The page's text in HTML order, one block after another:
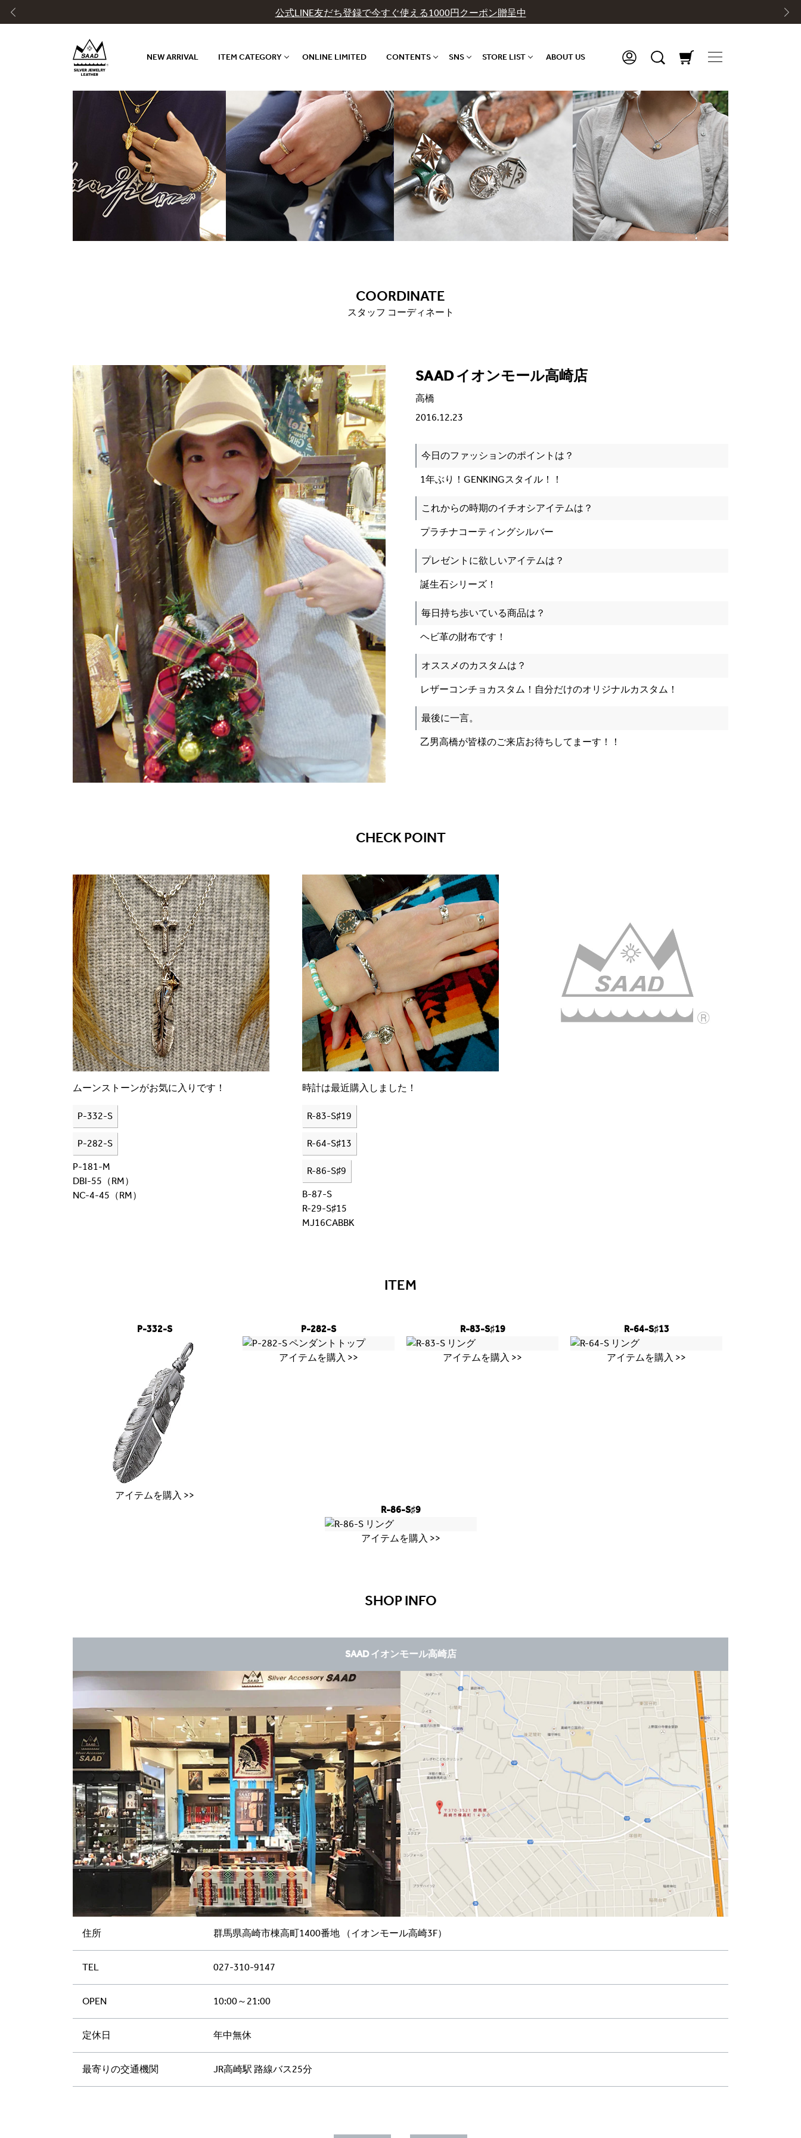
公式LINE友だち登録で今すぐ使える1000円クーポン贈呈中
NEW ARRIVAL ITEM CATEGORY ONLINE LIMITED CONTENTS SNS STORE LIST ABOUT US
COORDINATE
スタッフ コーディネート
SAAD イオンモール高崎店
高橋
2016.12.23
今日のファッションのポイントは？
1年ぶり！GENKINGスタイル！！
これからの時期のイチオシアイテムは？
プラチナコーティングシルバー
プレゼントに欲しいアイテムは？
誕生石シリーズ！
毎日持ち歩いている商品は？
ヘビ革の財布です！
オススメのカスタムは？
レザーコンチョカスタム！自分だけのオリジナルカスタム！
最後に一言。
乙男高橋が皆様のご来店お待ちしてまーす！！
CHECK POINT
ムーンストーンがお気に入りです！
P-332-S
P-282-S
P-181-M
DBI-55（RM）
NC-4-45（RM）
時計は最近購入しました！
R-83-S♯19
R-64-S♯13
R-86-S♯9
B-87-S
R-29-S♯15
MJ16CABBK
ITEM
P-332-S
アイテムを購入 >>
P-282-S
アイテムを購入 >>
R-83-S♯19
アイテムを購入 >>
R-64-S♯13
アイテムを購入 >>
R-86-S♯9
アイテムを購入 >>
SHOP INFO
SAAD イオンモール高崎店
住所 群馬県高崎市棟高町1400番地 （イオンモール高崎3F）
TEL 027-310-9147
OPEN 10:00～21:00
定休日 年中無休
最寄りの交通機関 JR高崎駅 路線バス25分